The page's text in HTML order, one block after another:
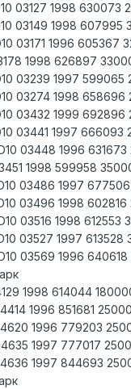
03127 1998 630073
03149 1998 607995
03171 1996 605367
1998 626897
03239 1997
03274 1998
03432 1999
03441 1997 666093
03448 1996
1998 599958
03486 1997
03496 1998
03516 1998
03527 1997
03569 1996
1998 614044
1996 851681
1996 779203
1997 777017
1997 844693